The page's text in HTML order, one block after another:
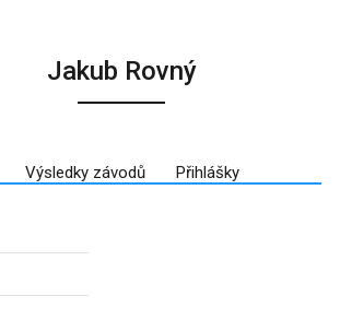
Jakub Rovný
Výsledky závodů Přihlášky